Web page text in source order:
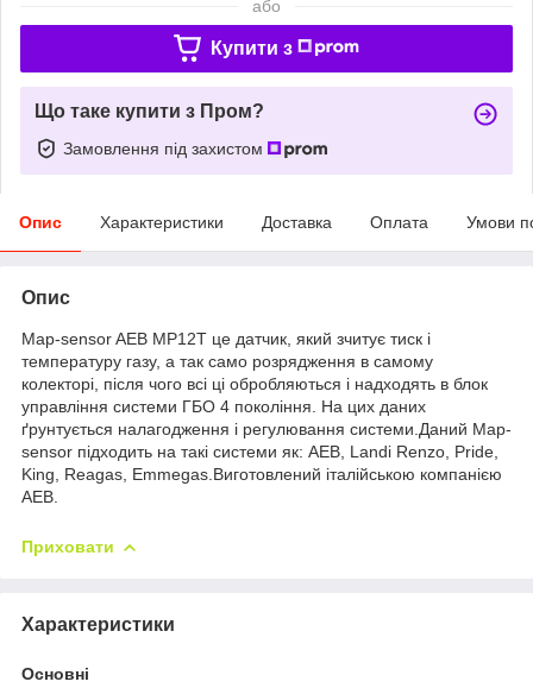
або
Купити з
Що таке купити з Пром?
Замовлення під захистом
Опис Характеристики Доставка Оплата Умови
Опис
Map-sensor AEB MP12T це датчик, який зчитує тиск і
температуру газу, а так само розрядження в самому
колекторі, після чого всі ці обробляються і надходять в блок
управління системи ГБО 4 покоління. На цих даних
ґрунтується налагодження і регулювання системи.Даний Map-
sensor підходить на такі системи як: AEB, Landi Renzo, Pride,
King, Reagas, Emmegas.Виготовлений італійською компанією
AEB.
Приховати
Характеристики
Основні